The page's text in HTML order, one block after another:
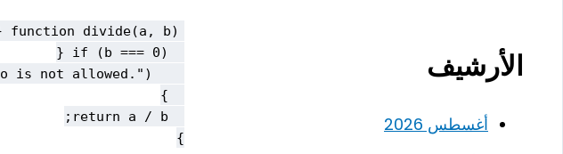
الأرشيف
أغسطس 2026